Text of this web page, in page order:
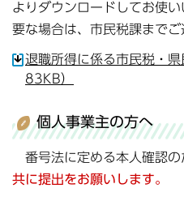
よりダウンロードしてお使
要な場合は、市民税課までご
退職所得に係る市民税・県
83KB）
個人事業主の方へ
番号法に定める本人確認の
共に提出をお願いします。